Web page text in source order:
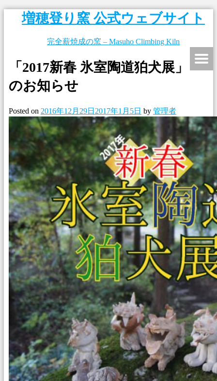
増穂登り窯 公式ウェブサイト
完全薪焼成の窯 – Masuho Climbing Kiln
「2017新春 氷室陶道狛犬展」
のお知らせ
Posted on 2016年12月29日 2017年1月5日 by 管理者